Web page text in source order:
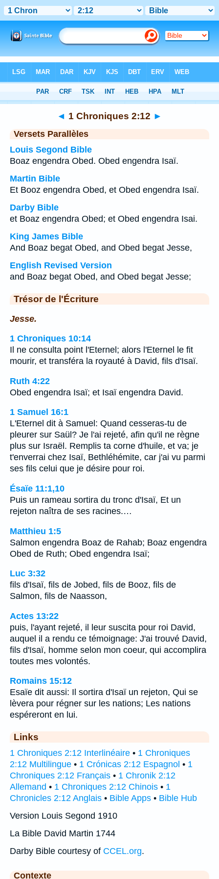
>Chapitre 2 > Verset 12
◄ 1 Chroniques 2:12 ►
Versets Parallèles
Louis Segond Bible
Boaz engendra Obed. Obed engendra Isaï.
Martin Bible
Et Booz engendra Obed, et Obed engendra Isaï.
Darby Bible
et Boaz engendra Obed; et Obed engendra Isai.
King James Bible
And Boaz begat Obed, and Obed begat Jesse,
English Revised Version
and Boaz begat Obed, and Obed begat Jesse;
Trésor de l'Écriture
Jesse.
1 Chroniques 10:14
Il ne consulta point l'Eternel; alors l'Eternel le fit
mourir, et transféra la royauté à David, fils d'Isaï.
Ruth 4:22
Obed engendra Isaï; et Isaï engendra David.
1 Samuel 16:1
L'Eternel dit à Samuel: Quand cesseras-tu de
pleurer sur Saül? Je l'ai rejeté, afin qu'il ne règne
plus sur Israël. Remplis ta corne d'huile, et va; je
t'enverrai chez Isaï, Bethléhémite, car j'ai vu parmi
ses fils celui que je désire pour roi.
Ésaïe 11:1,10
Puis un rameau sortira du tronc d'Isaï, Et un
rejeton naîtra de ses racines.…
Matthieu 1:5
Salmon engendra Boaz de Rahab; Boaz engendra
Obed de Ruth; Obed engendra Isaï;
Luc 3:32
fils d'Isaï, fils de Jobed, fils de Booz, fils de
Salmon, fils de Naasson,
Actes 13:22
puis, l'ayant rejeté, il leur suscita pour roi David,
auquel il a rendu ce témoignage: J'ai trouvé David,
fils d'Isaï, homme selon mon coeur, qui accomplira
toutes mes volontés.
Romains 15:12
Esaïe dit aussi: Il sortira d'Isaï un rejeton, Qui se
lèvera pour régner sur les nations; Les nations
espéreront en lui.
Links
1 Chroniques 2:12 Interlinéaire • 1 Chroniques
2:12 Multilingue • 1 Crónicas 2:12 Espagnol • 1
Chroniques 2:12 Français • 1 Chronik 2:12
Allemand • 1 Chroniques 2:12 Chinois • 1
Chronicles 2:12 Anglais • Bible Apps • Bible Hub
Version Louis Segond 1910
La Bible David Martin 1744
Darby Bible courtesy of CCEL.org.
Contexte